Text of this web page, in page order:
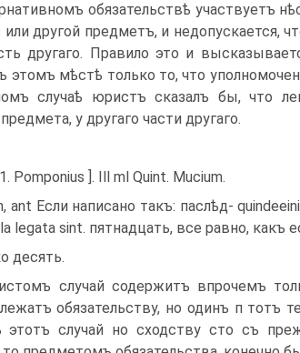
обязательствѣ участвуетъ
другой предметъ, и недопускается,
другаго. Правило это и
этомъ мѣстѣ только то, что
случаѣ юристъ сказалъ бы, что
у другаго части другаго.
Pomponius ]. Ill ml Quint. Mucium.
ant Если написано такъ: паслѣд-
legata sint. пятнадцать, все равно, какъ
десять.
случай содержитъ впрочемъ
обязательству, но одинъ п
случай но сходству сто съ